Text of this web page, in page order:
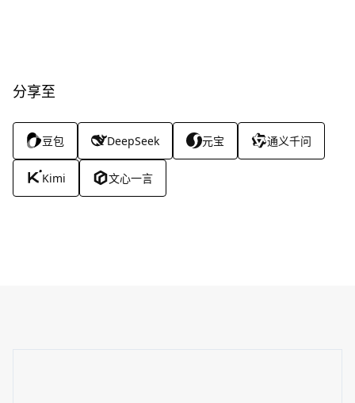
分享至
豆包 DeepSeek 元宝 通义千问
Kimi 文心一言